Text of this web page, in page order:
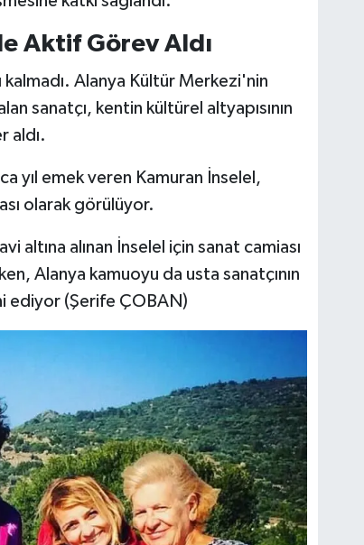
Aktif Görev Aldı
kalmadı. Alanya Kültür Merkezi'nin
sanatçı, kentin kültürel altyapısının
aldı.
yıl emek veren Kamuran İnselel,
olarak görülüyor.
altına alınan İnselel için sanat camiası
Alanya kamuoyu da usta sanatçının
ediyor (Şerife ÇOBAN)